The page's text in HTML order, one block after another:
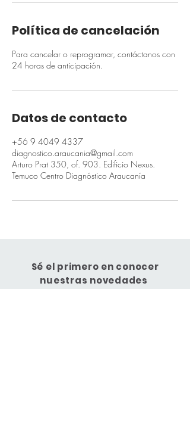
Política de cancelación
Para cancelar o reprogramar, contáctanos con
24 horas de anticipación.
Datos de contacto
+56 9 4049 4337
diagnostico.araucania@gmail.com
Arturo Prat 350, of. 903. Edificio Nexus.
Temuco Centro Diagnóstico Araucanía
Sé el primero en conocer
nuestras novedades